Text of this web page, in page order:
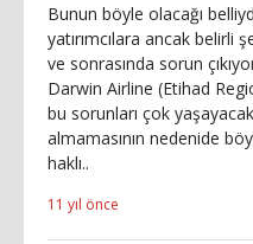
Bunun böyle olacağı
yatırımcılara ancak belirli
ve sonrasında sorun
Darwin Airline (Etihad
bu sorunları çok
almamasının nedenide
haklı..
11 yıl önce